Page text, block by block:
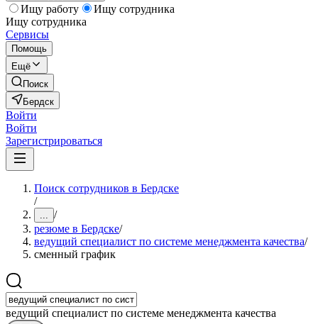
Ищу работу
Ищу сотрудника
Ищу сотрудника
Сервисы
Помощь
Ещё
Поиск
Бердск
Войти
Войти
Зарегистрироваться
Поиск сотрудников в Бердске
/
... /
резюме в Бердске/
ведущий специалист по системе менеджмента качества/
сменный график
ведущий специалист по системе менеджмента качества